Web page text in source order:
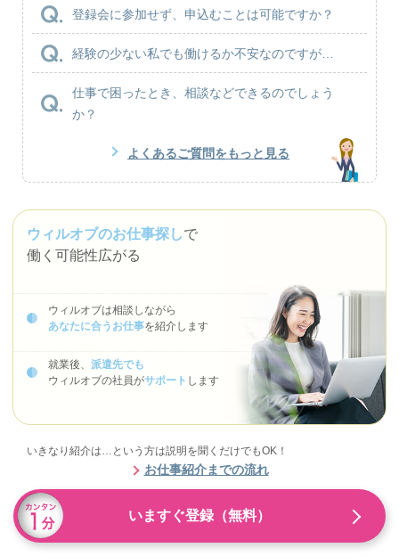
登録会に参加せず、申込むことは可能ですか？
経験の少ない私でも働けるか不安なのですが…
仕事で困ったとき、相談などできるのでしょう
か？
よくあるご質問をもっと見る
ウィルオブのお仕事探しで
働く可能性広がる
ウィルオブは相談しながら
あなたに合うお仕事を紹介します
就業後、 派遣先でも
ウィルオブの社員がサポート します
いきなり紹介は…という方は説明を聞くだけでもOK！
お仕事紹介までの流れ
いますぐ登録（無料）